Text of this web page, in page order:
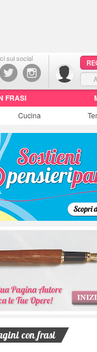
sui social
FRASI
Cucina
con frasi